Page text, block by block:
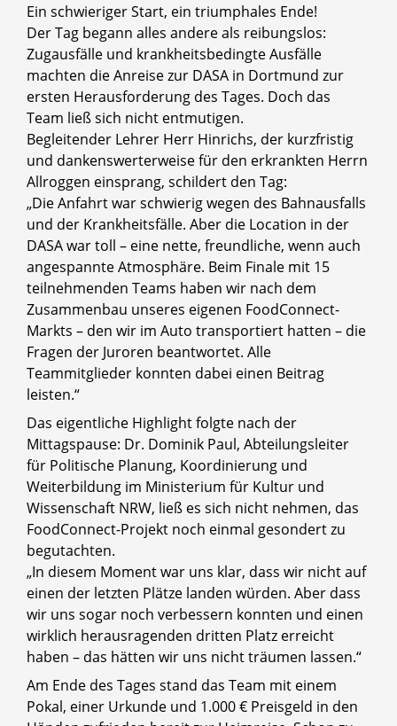
Ein schwieriger Start, ein triumphales Ende!
Der Tag begann alles andere als reibungslos:
Zugausfälle und krankheitsbedingte Ausfälle
machten die Anreise zur DASA in Dortmund zur
ersten Herausforderung des Tages. Doch das
Team ließ sich nicht entmutigen.
Begleitender Lehrer Herr Hinrichs, der kurzfristig
und dankenswerterweise für den erkrankten Herrn
Allroggen einsprang, schildert den Tag:
„Die Anfahrt war schwierig wegen des Bahnausfalls
und der Krankheitsfälle. Aber die Location in der
DASA war toll – eine nette, freundliche, wenn auch
angespannte Atmosphäre. Beim Finale mit 15
teilnehmenden Teams haben wir nach dem
Zusammenbau unseres eigenen FoodConnect-
Markts – den wir im Auto transportiert hatten – die
Fragen der Juroren beantwortet. Alle
Teammitglieder konnten dabei einen Beitrag
leisten.“
Das eigentliche Highlight folgte nach der
Mittagspause: Dr. Dominik Paul, Abteilungsleiter
für Politische Planung, Koordinierung und
Weiterbildung im Ministerium für Kultur und
Wissenschaft NRW, ließ es sich nicht nehmen, das
FoodConnect-Projekt noch einmal gesondert zu
begutachten.
„In diesem Moment war uns klar, dass wir nicht auf
einen der letzten Plätze landen würden. Aber dass
wir uns sogar noch verbessern konnten und einen
wirklich herausragenden dritten Platz erreicht
haben – das hätten wir uns nicht träumen lassen.“
Am Ende des Tages stand das Team mit einem
Pokal, einer Urkunde und 1.000 € Preisgeld in den